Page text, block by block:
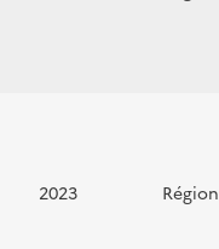
2023 Région